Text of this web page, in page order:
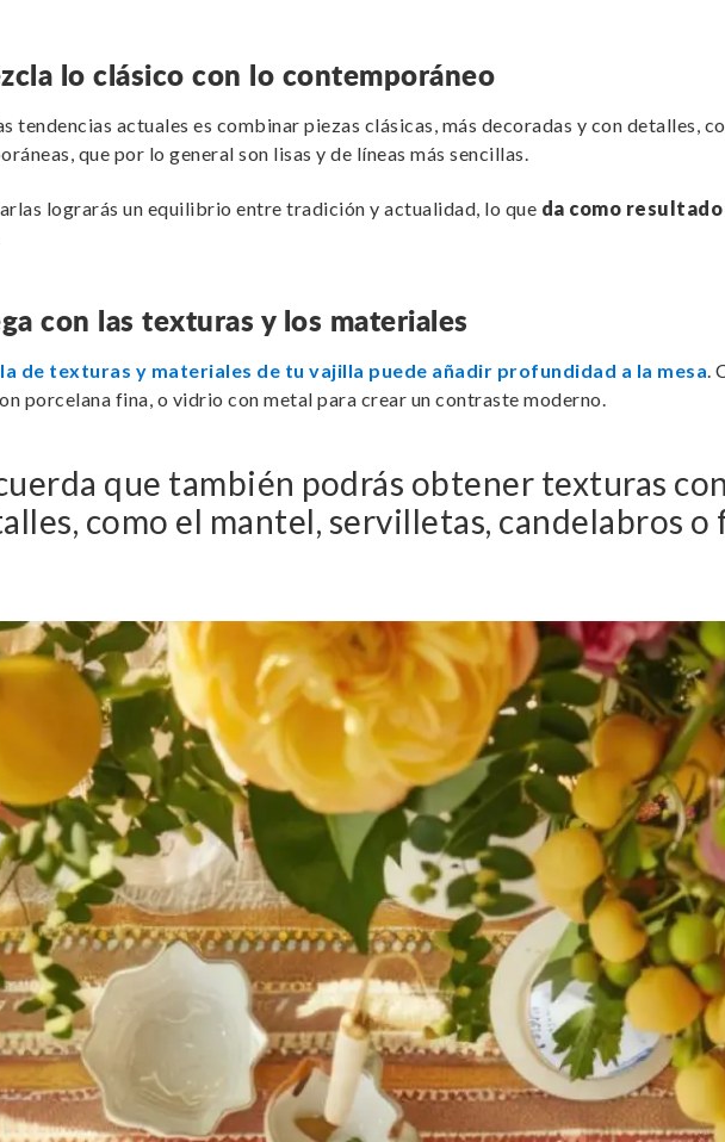
lo clásico con lo contemporáneo
tendencias actuales es combinar piezas clásicas, más decoradas y con detalles,
que por lo general son lisas y de líneas más sencillas.
lograrás un equilibrio entre tradición y actualidad, lo que da como
con las texturas y los materiales
de texturas y materiales de tu vajilla puede añadir profundidad a la mesa.
porcelana fina, o vidrio con metal para crear un contraste moderno.
que también podrás obtener texturas
como el mantel, servilletas, candelabros o